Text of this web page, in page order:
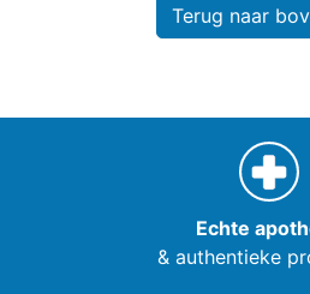
Terug naar
Echte
& authentieke